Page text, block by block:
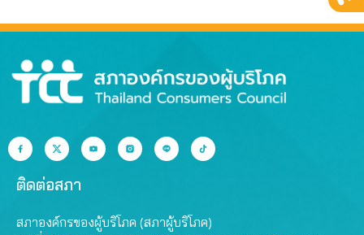
ติดต่อสภา
สภาองค์กรของผู้บริโภค (สภาผู้บริโภค)